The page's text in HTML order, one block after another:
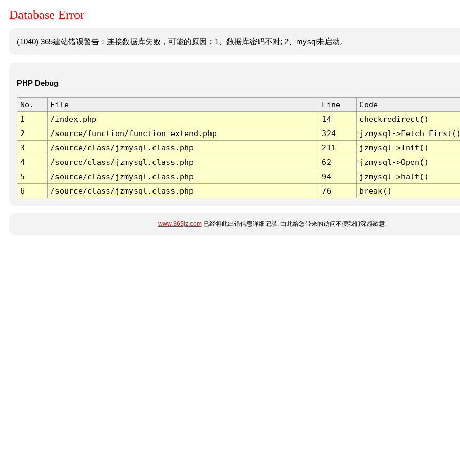
Database Error
(1040) 365建站错误警告：连接数据库失败，可能的原因：1、数据库密码不对; 2、mysql未启动。
PHP Debug
No. File Line
Code
1
/index.php 14
checkredirect()
2
/source/function/function_extend.php 324
jzmysql-
3
/source/class/jzmysql.class.php 211
jzmysql->Init()
4
/source/class/jzmysql.class.php 62
jzmysql->Open()
5
/source/class/jzmysql.class.php 94
jzmysql->halt()
6
/source/class/jzmysql.class.php 76 break()
www.365jz.com已经将此出错信息详细记录, 由此给您带来的访问不便我们深感歉意.